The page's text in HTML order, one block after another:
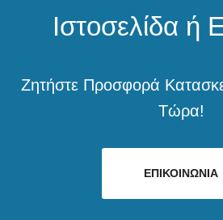
Ιστοσελίδα ή
Ζητήστε Προσφορά
Τώρα!
ΕΠΙΚΟΙΝΩΝΙΑ